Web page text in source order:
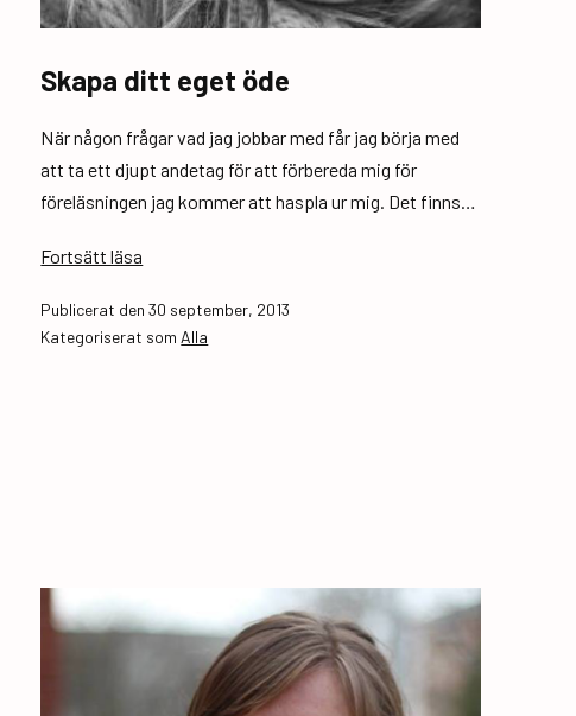
Skapa ditt eget öde
När någon frågar vad jag jobbar med får jag börja med
att ta ett djupt andetag för att förbereda mig för
föreläsningen jag kommer att haspla ur mig. Det finns…
Fortsätt läsa
eget
öde
Publicerat den30 september, 2013
Kategoriserat som Alla